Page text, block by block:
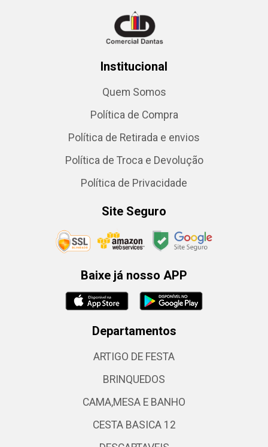
Institucional
Quem Somos
Política de Compra
Política de Retirada e envios
Política de Troca e Devolução
Política de Privacidade
Site Seguro
Baixe já nosso APP
Departamentos
ARTIGO DE FESTA
BRINQUEDOS
CAMA,MESA E BANHO
CESTA BASICA 12